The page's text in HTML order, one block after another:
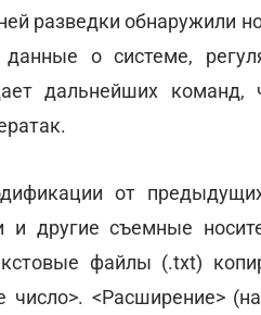
разведки обнаружили
о системе,
дальнейших команд,
от
и другие съемные
файлы (.txt)
число>. <Расширение>